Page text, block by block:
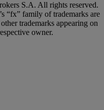
S.A. All rights reserved.
“fx” family of trademarks are
trademarks appearing on
owner.